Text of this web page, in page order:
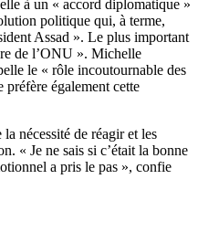
à un « accord diplomatique »
politique qui, à terme,
Assad ». Le plus important
de l’ONU ». Michelle
le « rôle incoutournable des
également cette
nécessité de réagir et les
« Je ne sais si c’était la bonne
a pris le pas », confie